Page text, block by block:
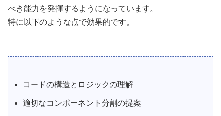
べき能力を発揮するようになっています。
特に以下のような点で効果的です。
コードの構造とロジックの理解
適切なコンポーネント分割の提案